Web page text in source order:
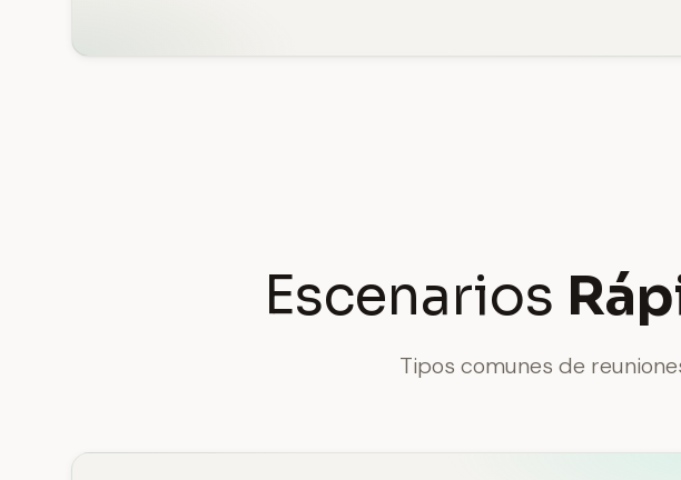
Escenarios
Tipos comunes de